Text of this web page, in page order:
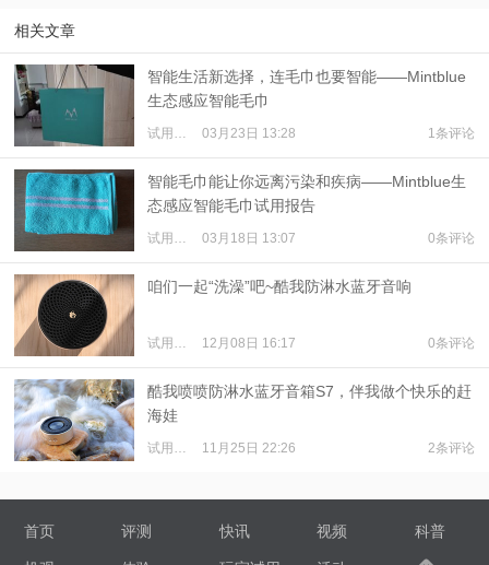
相关文章
智能生活新选择，连毛巾也要智能——Mintblue
生态感应智能毛巾
试用体验 03月23日 13:28 1条评论
智能毛巾能让你远离污染和疾病——Mintblue生
态感应智能毛巾试用报告
试用体验 03月18日 13:07 0条评论
咱们一起“洗澡”吧~酷我防淋水蓝牙音响
试用体验 12月08日 16:17 0条评论
酷我喷喷防淋水蓝牙音箱S7，伴我做个快乐的赶
海娃
试用体验 11月25日 22:26 2条评论
首页 评测 快讯 视频 科普